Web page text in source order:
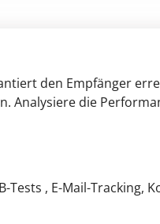
den Empfänger
Analysiere die
Tests , E-Mail-Tracking,